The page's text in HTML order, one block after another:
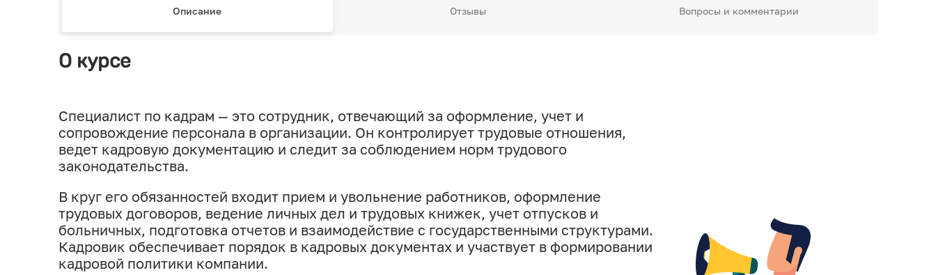
Описание Отзывы Вопросы и комментарии
О курсе
Специалист по кадрам — это сотрудник, отвечающий за оформление, учет и
сопровождение персонала в организации. Он контролирует трудовые отношения,
ведет кадровую документацию и следит за соблюдением норм трудового
законодательства.
В круг его обязанностей входит прием и увольнение работников, оформление
трудовых договоров, ведение личных дел и трудовых книжек, учет отпусков и
больничных, подготовка отчетов и взаимодействие с государственными структурами.
Кадровик обеспечивает порядок в кадровых документах и участвует в формировании
кадровой политики компании.